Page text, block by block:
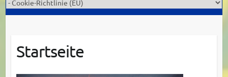
Startseite